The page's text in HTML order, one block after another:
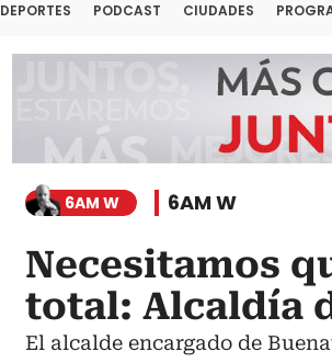
DEPORTES PODCAST CIUDADES
6AM W 6AM W
Necesitamos
total: Alcaldía
El alcalde encargado de